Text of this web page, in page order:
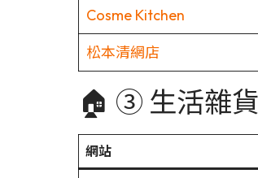
Cosme Kitchen
松本清網店
🏠 ③ 生活雜
網站